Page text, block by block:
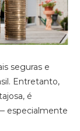
seguras e
Entretanto,
é
especialmente